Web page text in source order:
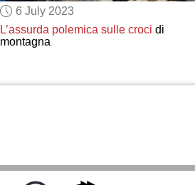
6 July 2023
L’assurda polemica sulle croci di
montagna